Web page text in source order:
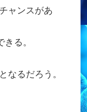
ャンスがあ
る。
なるだろう。